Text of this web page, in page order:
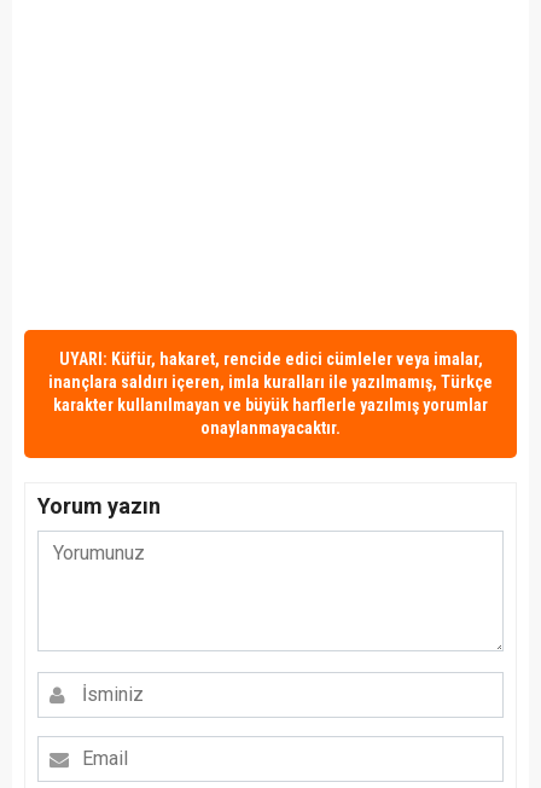
UYARI: Küfür, hakaret, rencide edici cümleler veya imalar,
inançlara saldırı içeren, imla kuralları ile yazılmamış, Türkçe
karakter kullanılmayan ve büyük harflerle yazılmış yorumlar
onaylanmayacaktır.
Yorum yazın